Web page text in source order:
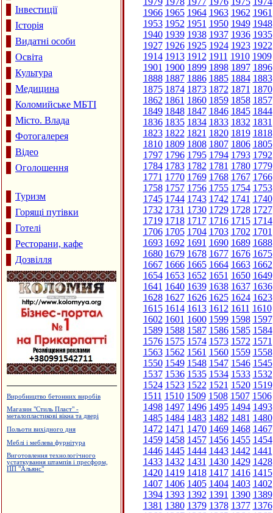
Інвестиції
Історія
Видатні особи
Освіта
Культура
Медицина
Коломийське МБТІ
Місто. Влада
Фотогалерея
Відео
Оголошення
Туризм
Горящі путівки
Готелі
Ресторани, кафе
Дозвілля
Виробництво бетонних виробів
Магазин "Стиль Пласт" -
металопластикові вікна та двері
Польоти вихідного дня
Меблі і меблева фурнітура
Виготовлення технологічного
устаткування штампів і пресформ,
ПП "Альянс"
1966 1965 1964 1963 1962 1961
1953 1952 1951 1950 1949 1948
1940 1939 1938 1937 1936 1935
1927 1926 1925 1924 1923 1922
1914 1913 1912 1911 1910 1909
1901 1900 1899 1898 1897 1896
1888 1887 1886 1885 1884 1883
1875 1874 1873 1872 1871 1870
1862 1861 1860 1859 1858 1857
1849 1848 1847 1846 1845 1844
1836 1835 1834 1833 1832 1831
1823 1822 1821 1820 1819 1818
1810 1809 1808 1807 1806 1805
1797 1796 1795 1794 1793 1792
1784 1783 1782 1781 1780 1779
1771 1770 1769 1768 1767 1766
1758 1757 1756 1755 1754 1753
1745 1744 1743 1742 1741 1740
1732 1731 1730 1729 1728 1727
1719 1718 1717 1716 1715 1714
1706 1705 1704 1703 1702 1701
1693 1692 1691 1690 1689 1688
1680 1679 1678 1677 1676 1675
1667 1666 1665 1664 1663 1662
1654 1653 1652 1651 1650 1649
1641 1640 1639 1638 1637 1636
1628 1627 1626 1625 1624 1623
1615 1614 1613 1612 1611 1610
1602 1601 1600 1599 1598 1597
1589 1588 1587 1586 1585 1584
1576 1575 1574 1573 1572 1571
1563 1562 1561 1560 1559 1558
1550 1549 1548 1547 1546 1545
1537 1536 1535 1534 1533 1532
1524 1523 1522 1521 1520 1519
1511 1510 1509 1508 1507 1506
1498 1497 1496 1495 1494 1493
1485 1484 1483 1482 1481 1480
1472 1471 1470 1469 1468 1467
1459 1458 1457 1456 1455 1454
1446 1445 1444 1443 1442 1441
1433 1432 1431 1430 1429 1428
1420 1419 1418 1417 1416 1415
1407 1406 1405 1404 1403 1402
1394 1393 1392 1391 1390 1389
1381 1380 1379 1378 1377 1376